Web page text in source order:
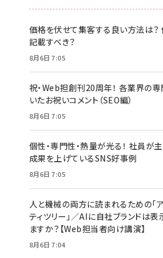
z世代 (1622)
meo (1275)
価格を伏せて集客する良い方法は？
記載すべき？
8月6日 7:05
祝・Web担創刊20周年！ 各業界の
いたお祝いコメント（SEO編）
8月6日 7:05
個性・専門性・熱量が光る！ 社員が
成果を上げているSNS好事例
8月6日 7:05
人と機械の両方に読まれるための「
ティツリー」／AIに自社ブランドは表
ますか？【Web担当者向け講演】
8月6日 7:04